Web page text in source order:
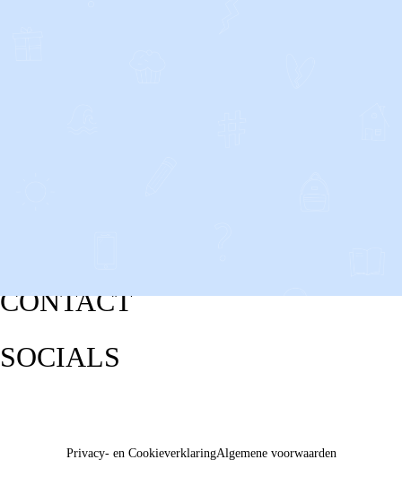
CONTACT
SOCIALS
Privacy- en CookieverklaringAlgemene voorwaarden